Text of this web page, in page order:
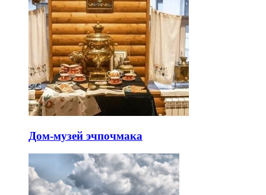
Дом-музей эчпочмака